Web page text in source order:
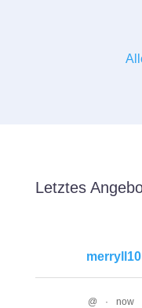
Letztes
merryll10
@ · now